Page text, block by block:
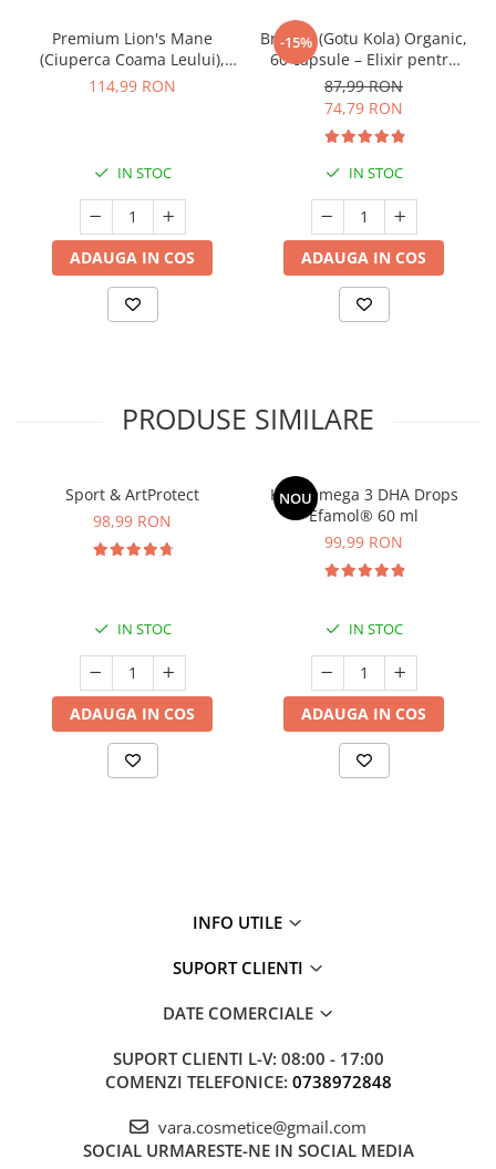
Premium Lion's Mane
(Ciuperca Coama Leului),
500 mg, 60 capsule
114,99 RON
IN STOC
ADAUGA IN COS
-15%
Brahmi (Gotu Kola) Organic,
60 capsule – Elixir pentru
Creier, Memorie și Sistem
Nervos
87,99 RON
74,79 RON
IN STOC
ADAUGA IN COS
PRODUSE SIMILARE
Sport & ArtProtect
98,99 RON
IN STOC
ADAUGA IN COS
NOU
Kids Omega 3 DHA Drops
Efamol® 60 ml
99,99 RON
IN STOC
ADAUGA IN COS
INFO UTILE
SUPORT CLIENTI
DATE COMERCIALE
SUPORT CLIENTI L-V: 08:00 - 17:00
COMENZI TELEFONICE: 0738972848
vara.cosmetice@gmail.com
SOCIAL URMARESTE-NE IN SOCIAL MEDIA